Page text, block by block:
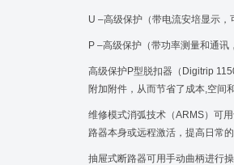
U –高级保护（带电流安培显示
P –高级保护（带功率测量和通
高级保护P型脱扣器（Digitrip
附加附件，从而节省了成本,空间
维修模式消弧技术（ARMS）可
路器本身或远程激活，提高日常
抽屉式断路器可用手动曲柄进行